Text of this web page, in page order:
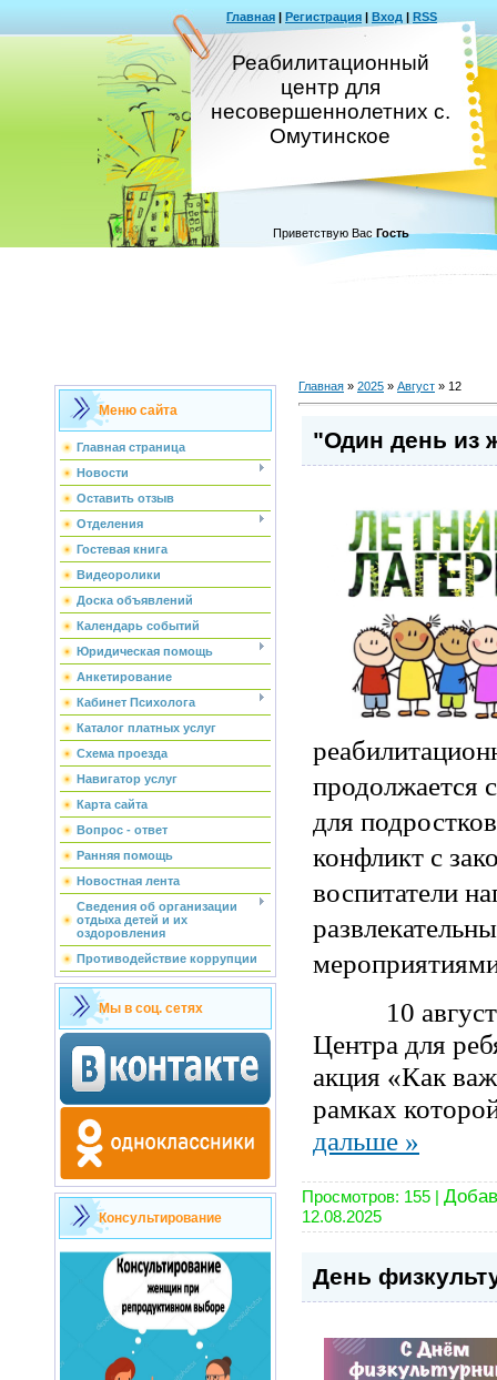
Главная | Регистрация | Вход | RSS
Реабилитационный
центр для
несовершеннолетних с.
Омутинское
Приветствую Вас Гость
Меню сайта
Главная страница
Новости
Оставить отзыв
Отделения
Гостевая книга
Видеоролики
Доска объявлений
Календарь событий
Юридическая помощь
Анкетирование
Кабинет Психолога
Каталог платных услуг
Схема проезда
Навигатор услуг
Карта сайта
Вопрос - ответ
Ранняя помощь
Новостная лента
Сведения об организации
отдыха детей и их
оздоровления
Противодействие коррупции
Мы в соц. сетях
Консультирование
Главная » 2025 » Август » 12
"Один день из
продолжается
для
конфликт с
воспитатели
10 августа
Центра для
акция «Как
рамках
дальше »
Просмотров: 155
12.08.2025
День